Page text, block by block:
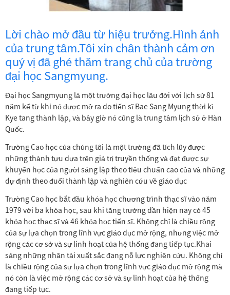
Lời chào mở đầu từ hiệu trưởng.Hình ảnh
của trung tâm.Tôi xin chân thành cảm ơn
quý vị đã ghé thăm trang chủ của trường
đại học Sangmyung.
Đại học Sangmyung là một trường đại học lâu đời với lịch sử 81
năm kể từ khi nó được mở ra do tiến sĩ Bae Sang Myung thời kì
Kye tang thành lập, và bây giờ nó cũng là trung tâm lịch sử ở Hàn
Quốc.
Trường Cao học của chúng tôi là một trường đã tích lũy được
những thành tựu dựa trên giá trị truyền thống và đạt được sự
khuyến học của người sáng lập theo tiêu chuẩn cao của và những
dự định theo đuổi thành lập và nghiên cứu về giáo dục
Trường Cao học bắt đầu khóa học chương trình thạc sĩ vào năm
1979 với ba khóa học, sau khi tăng trưởng dần hiện nay có 45
khóa học thạc sĩ và 46 khóa học tiến sĩ. Không chỉ là chiều rộng
của sự lựa chọn trong lĩnh vực giáo dục mở rộng, nhưng việc mở
rộng các cơ sở và sự linh hoạt của hệ thống đang tiếp tục.Khai
sáng những nhân tài xuất sắc đang nỗ lực nghiên cứu. Không chỉ
là chiều rộng của sự lựa chọn trong lĩnh vực giáo dục mở rộng mà
nó còn là việc mở rộng các cơ sở và sự linh hoạt của hệ thống
đang tiếp tục.